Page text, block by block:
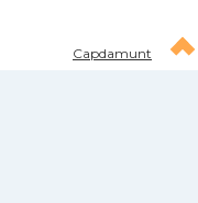
Capdamunt